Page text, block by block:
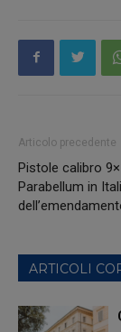
Articolo precedente
Pistole calibro
Parabellum in
ARTICOLI